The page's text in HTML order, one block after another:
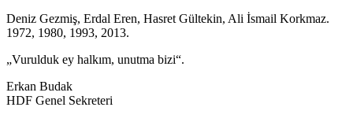
Deniz Gezmiş, Erdal Eren, Hasret Gültekin, Ali İsmail Korkmaz.
1972, 1980, 1993, 2013.
„Vurulduk ey halkım, unutma bizi“.
Erkan Budak
HDF Genel Sekreteri